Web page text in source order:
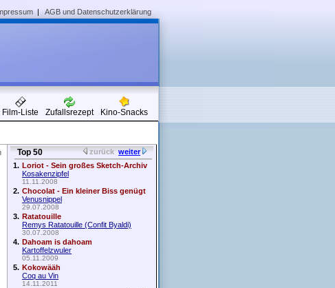
| AGB und Datenschutzerklärung
Film-Liste Zufallsrezept Kino-Snacks
zurück weiter
Top 50
1. Loriot - Sein großes Sketch-Archiv
Kosakenzipfel
11.11.2008
2. Chocolat - Ein kleiner Biss genügt
Venusnippel
29.07.2008
3. Ratatouille
Remys Ratatouille (Confit Byaldi)
30.07.2008
4. Dahoam is dahoam
Kartoffelzwuler
05.11.2009
5. Kokowääh
Coq au Vin
14.11.2011